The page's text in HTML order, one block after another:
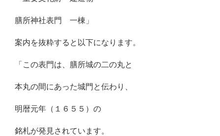
膳所神社表門 一棟」
案内を抜粋すると以下になります。
「この表門は、膳所城の二の丸と
本丸の間にあった城門と伝わり、
明暦元年（１６５５）の
銘札が発見されています。